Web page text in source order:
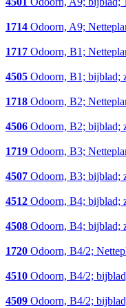
1714 Odoorn, A9;
1717 Odoorn, B1;
4505 Odoorn, B1; bijblad;
1718 Odoorn, B2;
4506 Odoorn, B2; bijblad;
1719 Odoorn, B3;
4507 Odoorn, B3; bijblad;
4512 Odoorn, B4; bijblad;
4508 Odoorn, B4; bijblad;
1720 Odoorn, B4/2;
4510 Odoorn, B4/2;
4509 Odoorn, B4/2;